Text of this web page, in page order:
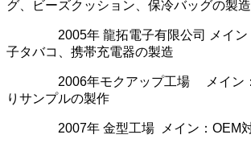
グ、ビーズクッション、保冷バッグの製造
2005年 龍拓電子有限公司 メイン
子タバコ、携帯充電器の製造
2006年モクアップ工場 メイン：
りサンプルの製作
2007年 金型工場 メイン：OEM対